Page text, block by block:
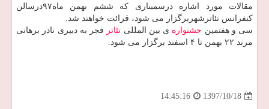
مقالات مورد اشاره درسمیناری كه ششم بهمن ماه۹۷درسالن
كنفرانس تئاترشهربرگزار می شود، قرائت خواهند شد.
سی و هفتمین جشنواره ی بین المللی تئاتر فجر به دبیری نادر برهانی
مرند ۲۲ بهمن تا ۴ اسفند برگزار می شود.
1397/10/18
14:45:16